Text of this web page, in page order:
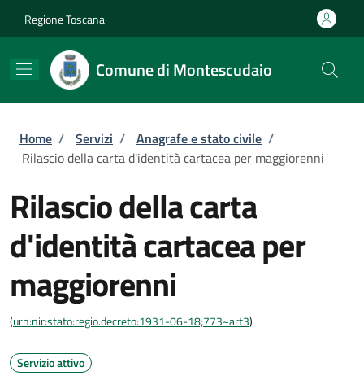
Regione Toscana
Comune di Montescudaio
Briciole di pane
Home / Servizi / Anagrafe e stato civile /
Rilascio della carta d'identità cartacea per maggiorenni
Rilascio della carta
d'identità cartacea per
maggiorenni
(urn:nir:stato:regio.decreto:1931-06-18;773~art3)
Servizio attivo